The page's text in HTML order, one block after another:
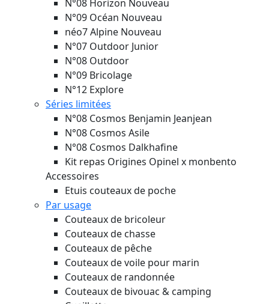
N°08 Horizon Nouveau
N°09 Océan Nouveau
néo7 Alpine Nouveau
N°07 Outdoor Junior
N°08 Outdoor
N°09 Bricolage
N°12 Explore
Séries limitées
N°08 Cosmos Benjamin Jeanjean
N°08 Cosmos Asile
N°08 Cosmos Dalkhafine
Kit repas Origines Opinel x monbento
Accessoires
Etuis couteaux de poche
Par usage
Couteaux de bricoleur
Couteaux de chasse
Couteaux de pêche
Couteaux de voile pour marin
Couteaux de randonnée
Couteaux de bivouac & camping